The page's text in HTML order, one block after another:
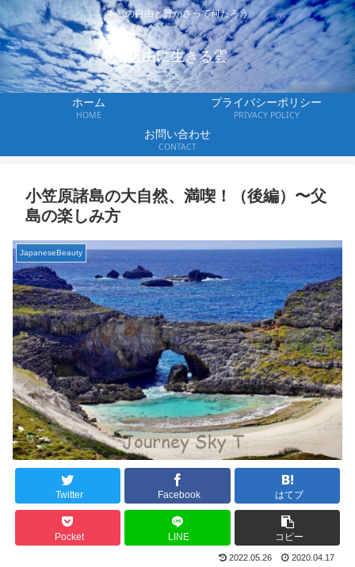
本当の自由と豊かさって何だろう
自由に生きる雲
ホーム
HOME
プライバシーポリシー
PRIVACY POLICY
お問い合わせ
CONTACT
小笠原諸島の大自然、満喫！（後編）〜父
島の楽しみ方
JapaneseBeauty
Twitter Facebook はてブ
Pocket LINE コピー
2022.05.26 2020.04.17